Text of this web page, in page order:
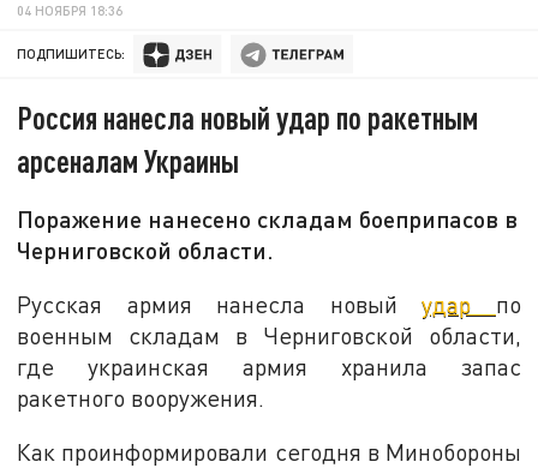
04 НОЯБРЯ 18:36
ПОДПИШИТЕСЬ:
Россия нанесла новый удар по ракетным
арсеналам Украины
Поражение нанесено складам боеприпасов в
Черниговской области.
Русская армия нанесла новыйудар по
военным складам в Черниговской области,
где украинская армия хранила запас
ракетного вооружения.
Как проинформировали сегодня в Минобороны